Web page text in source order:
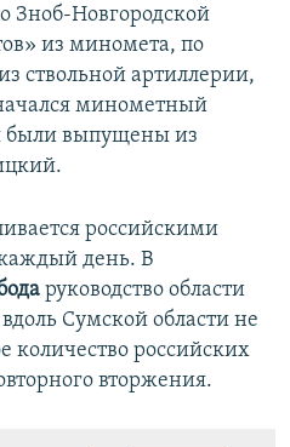
Зноб-Новгородской
из миномета, по
ствольной артиллерии,
минометный
были выпущены из
российскими
день. В
руководство области
Сумской области не
количество российских
вторжения.